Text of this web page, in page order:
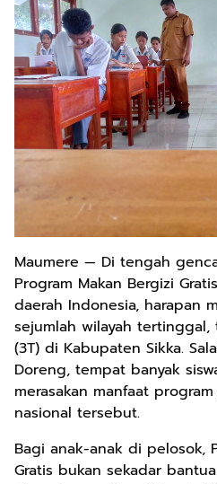
Maumere — Di tengah
Program Makan Bergizi
daerah Indonesia, harapan
sejumlah wilayah
(3T) di Kabupaten Sikka.
Doreng, tempat banyak
merasakan manfaat
nasional tersebut.
Bagi anak-anak di pelosok,
Gratis bukan sekadar